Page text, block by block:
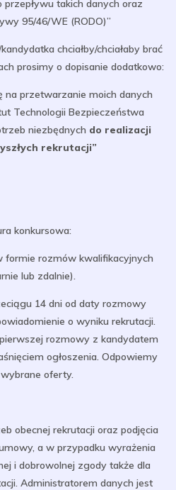
takich danych oraz
95/46/WE (RODO)”
chciałby/chciałaby brać
prosimy o dopisanie dodatkowo:
na przetwarzanie moich danych
Technologii Bezpieczeństwa
niezbędnych do realizacji
rekrutacji”
konkursowa:
formie rozmów kwalifikacyjnych
lub zdalnie).
14 dni od daty rozmowy
o wyniku rekrutacji.
rozmowy z kandydatem
ogłoszenia. Odpowiemy
oferty.
obecnej rekrutacji oraz podjęcia
a w przypadku wyrażenia
i dobrowolnej zgody także dla
Administratorem danych jest